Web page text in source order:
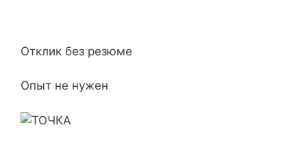
Отклик без резюме
Опыт не нужен